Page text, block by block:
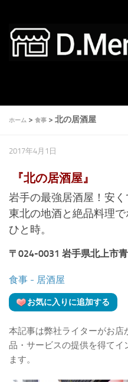
ホーム > 食事 > 北の居酒屋
2017年4月1日
『北の居酒屋』
岩手の最強居酒屋！安
東北の地酒と絶品料理
ひと時。
〒024-0031 岩手県北上市
食事 - 居酒屋
お気に入りに追加する
本記事は弊社ライターがお
品・サービスの提供を得てイ
ます。